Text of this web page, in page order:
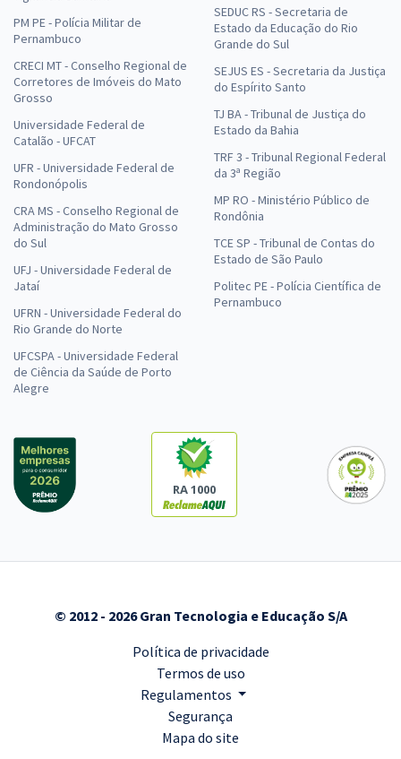
PM PE - Polícia Militar de
Pernambuco
CRECI MT - Conselho Regional de
Corretores de Imóveis do Mato
Grosso
Universidade Federal de
Catalão - UFCAT
UFR - Universidade Federal de
Rondonópolis
CRA MS - Conselho Regional de
Administração do Mato Grosso
do Sul
UFJ - Universidade Federal de
Jataí
UFRN - Universidade Federal do
Rio Grande do Norte
UFCSPA - Universidade Federal
de Ciência da Saúde de Porto
Alegre
SEDUC RS - Secretaria de
Estado da Educação do Rio
Grande do Sul
SEJUS ES - Secretaria da Justiça
do Espírito Santo
TJ BA - Tribunal de Justiça do
Estado da Bahia
TRF 3 - Tribunal Regional Federal
da 3ª Região
MP RO - Ministério Público de
Rondônia
TCE SP - Tribunal de Contas do
Estado de São Paulo
Politec PE - Polícia Científica de
Pernambuco
RA 1000
© 2012 - 2026 Gran Tecnologia e Educação S/A
Política de privacidade
Termos de uso
Regulamentos
Segurança
Mapa do site